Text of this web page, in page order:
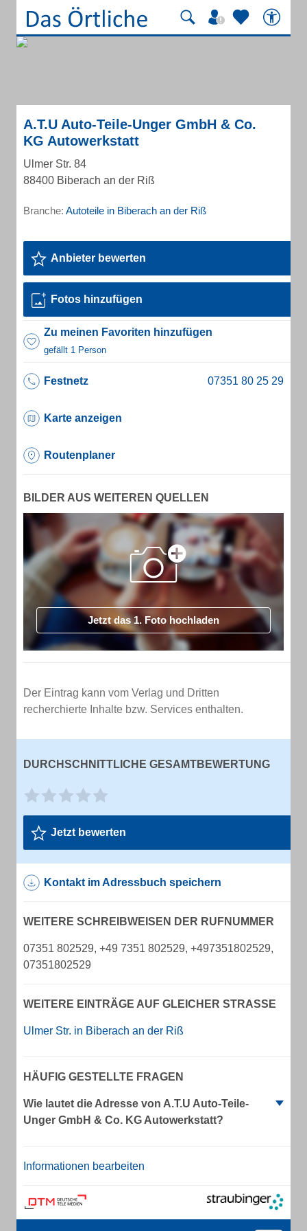
A.T.U Auto-Teile-Unger GmbH & Co.
KG Autowerkstatt
Ulmer Str. 84
88400 Biberach an der Riß
Branche: Autoteile in Biberach an der Riß
Anbieter bewerten
Fotos hinzufügen
Zu meinen Favoriten hinzufügen
gefällt 1 Person
Festnetz
Karte anzeigen
Routenplaner
BILDER AUS WEITEREN QUELLEN
Jetzt das 1. Foto hochladen
Der Eintrag kann vom Verlag und Dritten
recherchierte Inhalte bzw. Services enthalten.
DURCHSCHNITTLICHE GESAMTBEWERTUNG
Jetzt bewerten
Kontakt im Adressbuch speichern
WEITERE SCHREIBWEISEN DER RUFNUMMER
07351 802529, +49 7351 802529, +497351802529,
07351802529
WEITERE EINTRÄGE AUF GLEICHER STRASSE
Ulmer Str. in Biberach an der Riß
HÄUFIG GESTELLTE FRAGEN
Wie lautet die Adresse von A.T.U Auto-Teile-
Unger GmbH & Co. KG Autowerkstatt?
Informationen bearbeiten